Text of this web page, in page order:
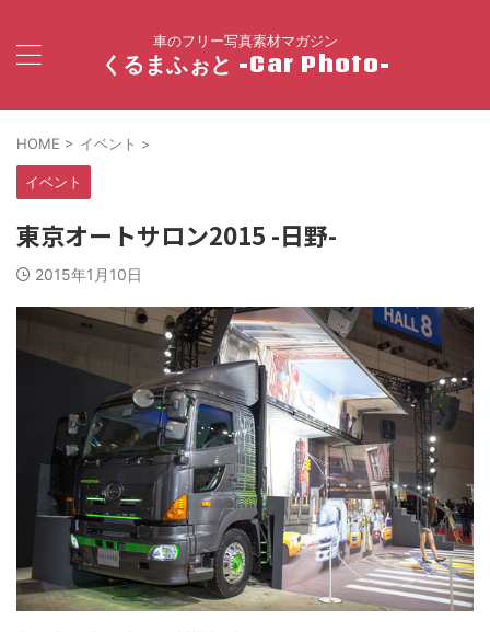
車のフリー写真素材マガジン
くるまふぉと -Car Photo-
HOME > イベント >
イベント
東京オートサロン2015 -日野-
2015年1月10日